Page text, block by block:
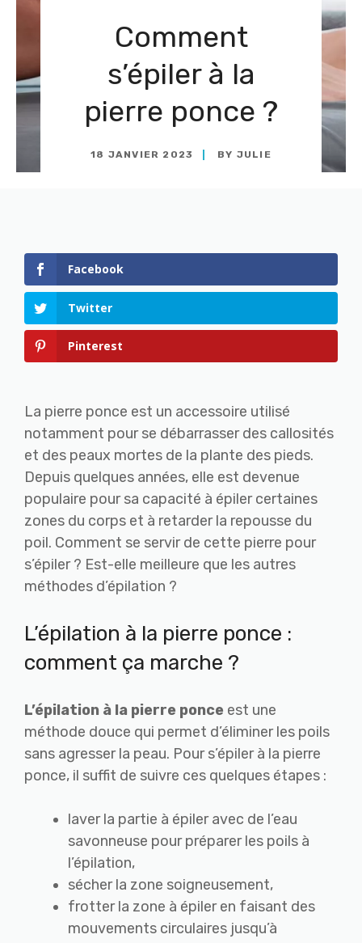
Comment
s’épiler à la
pierre ponce ?
18 JANVIER 2023 BY JULIE
Facebook
Twitter
Pinterest
La pierre ponce est un accessoire utilisé
notamment pour se débarrasser des callosités
et des peaux mortes de la plante des pieds.
Depuis quelques années, elle est devenue
populaire pour sa capacité à épiler certaines
zones du corps et à retarder la repousse du
poil. Comment se servir de cette pierre pour
s’épiler ? Est-elle meilleure que les autres
méthodes d’épilation ?
L’épilation à la pierre ponce :
comment ça marche ?
L’épilation à la pierre ponce est une
méthode douce qui permet d’éliminer les poils
sans agresser la peau. Pour s’épiler à la pierre
ponce, il suffit de suivre ces quelques étapes :
laver la partie à épiler avec de l’eau
savonneuse pour préparer les poils à
l’épilation,
sécher la zone soigneusement,
frotter la zone à épiler en faisant des
mouvements circulaires jusqu’à